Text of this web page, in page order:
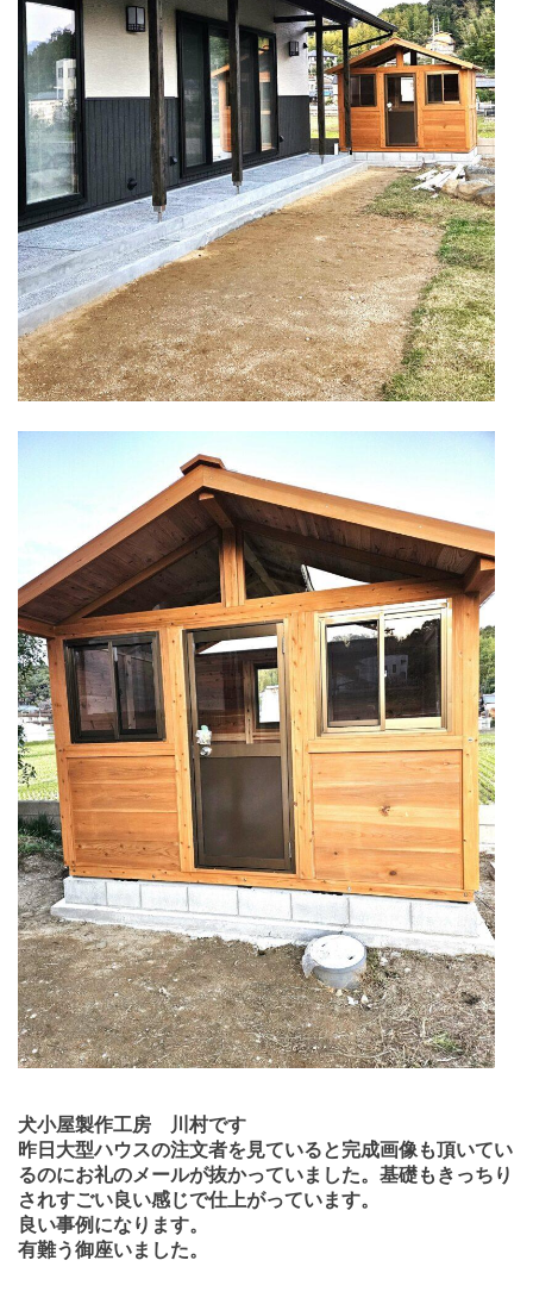
犬小屋製作工房 川村です
昨日大型ハウスの注文者を見ていると完成画像も頂いてい
るのにお礼のメールが抜かっていました。基礎もきっちり
されすごい良い感じで仕上がっています。
良い事例になります。
有難う御座いました。